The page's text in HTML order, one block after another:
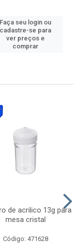
Faça seu login ou
cadastre-se para
ver preços e
comprar
de acrilico 13g para
mesa cristal
Código: 471628